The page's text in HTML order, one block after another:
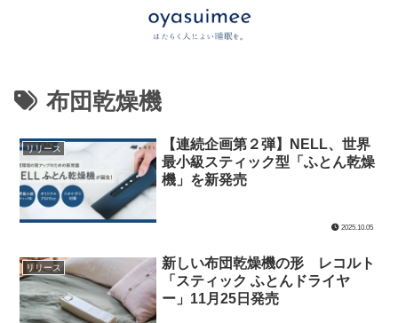
布団乾燥機
リリース
【連続企画第２弾】NELL、世界
最小級スティック型「ふとん乾燥
機」を新発売
2025.10.05
リリース
新しい布団乾燥機の形 レコルト
「スティック ふとんドライヤ
ー」11月25日発売